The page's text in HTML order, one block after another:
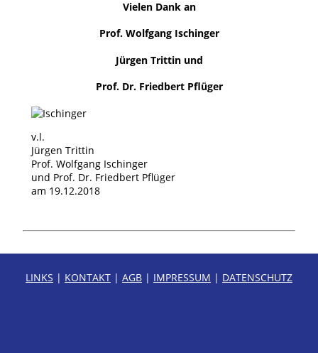
Vielen Dank an
Prof. Wolfgang Ischinger
Jürgen Trittinund
Prof. Dr. Friedbert Pflüger
v.l.
Jürgen Trittin
Prof. Wolfgang Ischinger
und Prof. Dr. Friedbert Pflüger
am 19.12.2018
LINKS | KONTAKT | AGB | IMPRESSUM | DATENSCHUTZ